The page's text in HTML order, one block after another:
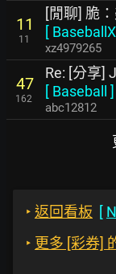
11
11
[閒聊] 脆
[
xz4979265
47
162
Re: [分享]
[ Baseball ]
abc12812
‣ 返回看板 [
‣ 更多 [彩券]